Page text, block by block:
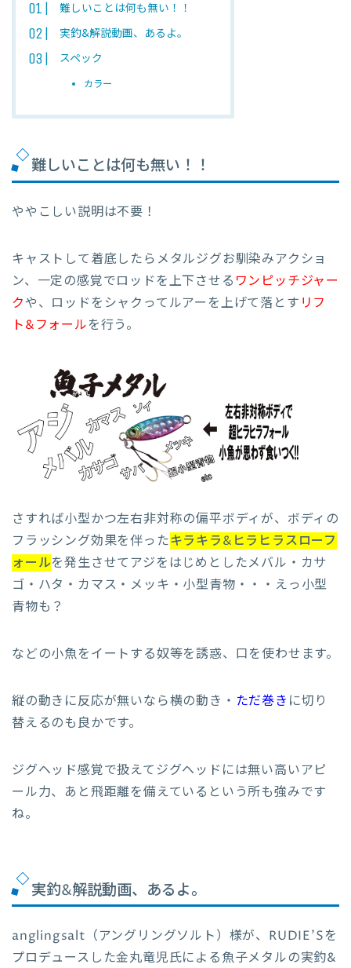
難しいことは何も無い！！
実釣&解説動画、あるよ。
スペック
カラー
難しいことは何も無い！！
ややこしい説明は不要！
キャストして着底したらメタルジグお馴染みアクショ
ン、一定の感覚でロッドを上下させる ワンピッチジャー
クや、ロッドをシャクってルアーを上げて落とす リフ
ト&フォールを行う。
さすれば小型かつ左右非対称の偏平ボディが、ボディの
フラッシング効果を伴ったキラキラ&ヒラヒラスローフ
ォールを発生させてアジをはじめとしたメバル・カサ
ゴ・ハタ・カマス・メッキ・小型青物・・・えっ小型
青物も？
などの小魚をイートする奴等を誘惑、口を使わせます。
縦の動きに反応が無いなら横の動き・ ただ巻き に切り
替えるのも良かです。
ジグヘッド感覚で扱えてジグヘッドには無い高いアピ
ール力、あと飛距離を備えているという所も強みです
ね。
実釣&解説動画、あるよ。
anglingsalt（アングリングソルト）様が、RUDIE’Sを
プロデュースした金丸竜児氏による魚子メタルの実釣&